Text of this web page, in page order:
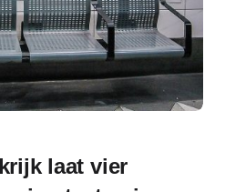
laat vier